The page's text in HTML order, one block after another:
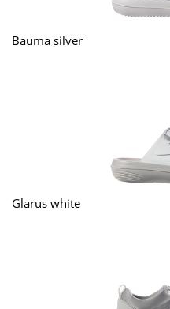
Bauma silver
Glarus white